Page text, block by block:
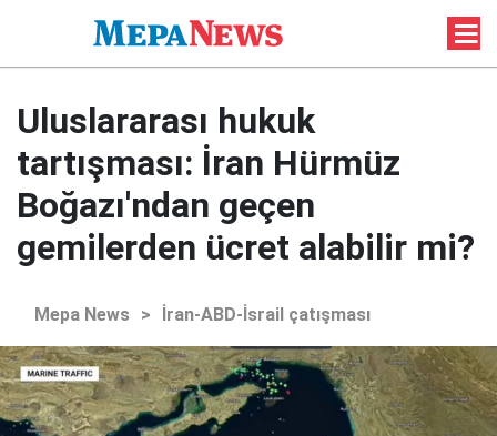
Uluslararası hukuk
tartışması: İran Hürmüz
Boğazı'ndan geçen
gemilerden ücret alabilir mi?
Mepa News > İran-ABD-İsrail çatışması